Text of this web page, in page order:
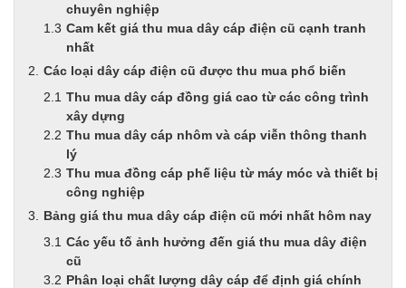
chuyên nghiệp
Cam kết giá thu mua dây cáp điện cũ cạnh tranh
nhất
Các loại dây cáp điện cũ được thu mua phổ biến
Thu mua dây cáp đồng giá cao từ các công trình
xây dựng
Thu mua dây cáp nhôm và cáp viễn thông thanh
lý
Thu mua đồng cáp phế liệu từ máy móc và thiết bị
công nghiệp
Bảng giá thu mua dây cáp điện cũ mới nhất hôm nay
Các yếu tố ảnh hưởng đến giá thu mua dây điện
cũ
Phân loại chất lượng dây cáp để định giá chính